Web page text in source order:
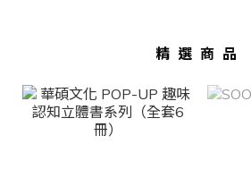
精選商品